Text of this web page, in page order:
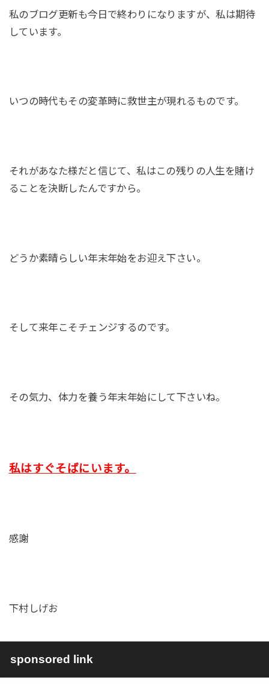
私のブログ更新も今日で終わりになりますが、私は期待
しています。
いつの時代もその変革時に救世主が現れるものです。
それがあなた様だと信じて、私はこの残りの人生を賭け
ることを決断したんですから。
どうか素晴らしい年末年始をお迎え下さい。
そして来年こそチェンジするのです。
その気力、体力を養う年末年始にして下さいね。
私はすぐそばにいます。
感謝
下村しげお
sponsored link